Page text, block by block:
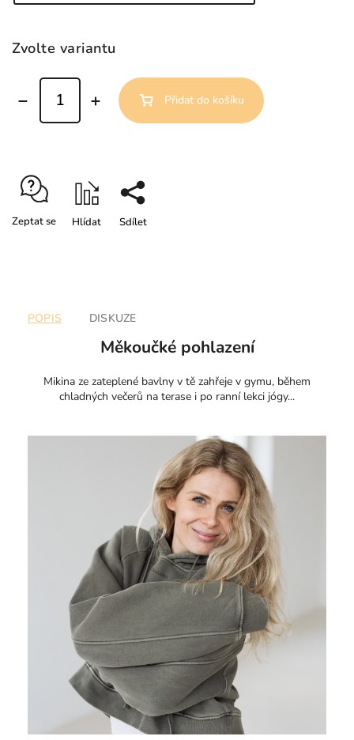
Zvolte variantu
Přidat do košíku
Zeptat se Hlídat Sdílet
POPIS DISKUZE
Měkoučké pohlazení
Mikina ze zateplené bavlny v tě zahřeje v gymu, během
chladných večerů na terase i po ranní lekci jógy...